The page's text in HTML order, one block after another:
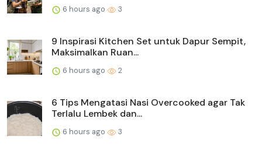
6 hours ago 3
9 Inspirasi Kitchen Set untuk Dapur Sempit,
Maksimalkan Ruan...
6 hours ago 2
6 Tips Mengatasi Nasi Overcooked agar Tak
Terlalu Lembek dan...
6 hours ago 3